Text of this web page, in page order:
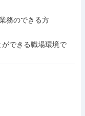
務のできる方
できる職場環境で